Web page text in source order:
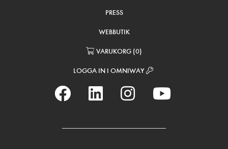
PRESS
WEBBUTIK
VARUKORG (0)
LOGGA IN I OMNIWAY